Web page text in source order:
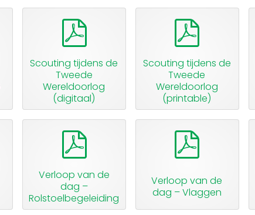
Scouting tijdens de
Tweede
Wereldoorlog
(digitaal)
Scouting tijdens de
Tweede
Wereldoorlog
(printable)
Verloop van de
dag –
Rolstoelbegeleiding
Verloop van de
dag – Vlaggen